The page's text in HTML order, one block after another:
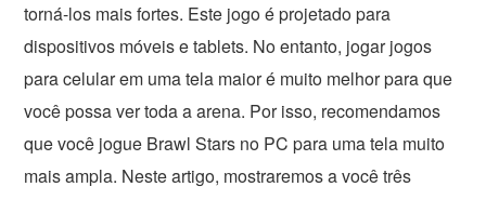
torná-los mais fortes. Este jogo é projetado para
dispositivos móveis e tablets. No entanto, jogar jogos
para celular em uma tela maior é muito melhor para que
você possa ver toda a arena. Por isso, recomendamos
que você jogue Brawl Stars no PC para uma tela muito
mais ampla. Neste artigo, mostraremos a você três